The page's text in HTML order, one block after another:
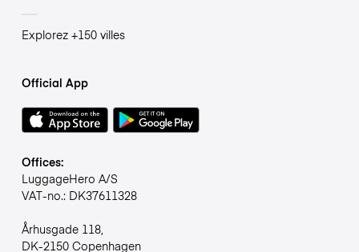
Explorez +150 villes
Official App
Offices:
LuggageHero A/S
VAT-no.: DK37611328
Århusgade 118,
DK-2150 Copenhagen